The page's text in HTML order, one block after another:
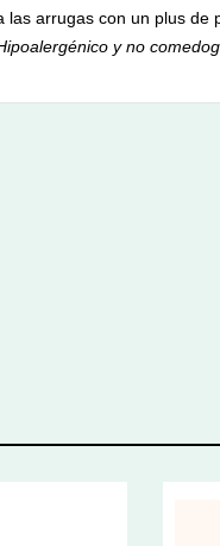
las arrugas con un plus de
y no